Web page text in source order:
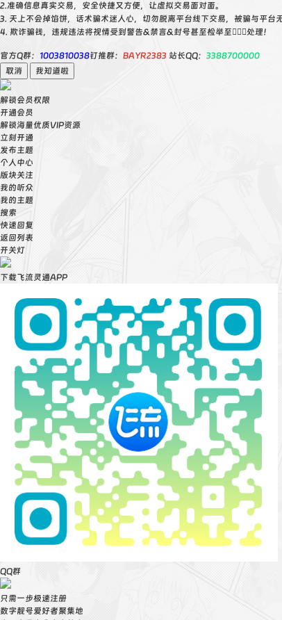
2.准确信息真实交易，安全快捷又方便，让虚拟交易面对面。
3. 天上不会掉馅饼，话术骗术迷人心，切勿脱离平台线下交易，被骗与平台无
4. 欺诈骗钱，违规违法将视情受到警告&禁言&封号甚至检举至👮🏻‍♀️处理！
官方Q群： 1003810038钉推群： BAYR2383 站长QQ： 3388700000
取消
我知道啦
解锁会员权限
开通会员
解锁海量优质VIP资源
立刻开通
发布主题
个人中心
版块关注
我的听众
我的主题
搜索
快速回复
返回列表
开关灯
下载飞流灵通APP
QQ群
只需一步极速注册
数字靓号爱好者聚集地